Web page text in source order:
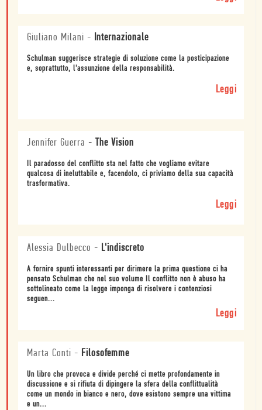
Giuliano Milani - Internazionale
Schulman suggerisce strategie di soluzione come la posticipazione
e, soprattutto, l'assunzione della responsabilità.
Leggi
Jennifer Guerra - The Vision
Il paradosso del conflitto sta nel fatto che vogliamo evitare
qualcosa di ineluttabile e, facendolo, ci priviamo della sua capacità
trasformativa.
Leggi
Alessia Dulbecco - L'indiscreto
A fornire spunti interessanti per dirimere la prima questione ci ha
pensato Schulman che nel suo volume Il conflitto non è abuso ha
sottolineato come la legge imponga di risolvere i contenziosi
seguen...
Leggi
Marta Conti - Filosofemme
Un libro che provoca e divide perché ci mette profondamente in
discussione e si rifiuta di dipingere la sfera della conflittualità
come un mondo in bianco e nero, dove esistono sempre una vittima
e un...